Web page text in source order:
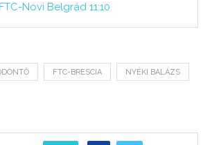
Novi Belgrád 11:10
FTC-BRESCIA NYÉKI BALÁZS